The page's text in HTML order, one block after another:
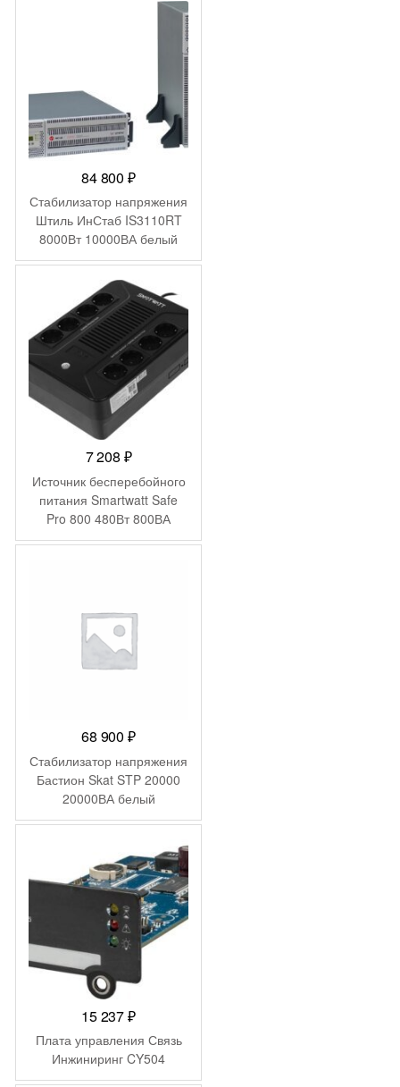
84 800₽
Стабилизатор напряжения
Штиль ИнСтаб IS3110RT
8000Вт 10000ВА белый
7 208 ₽
Источник бесперебойного
питания Smartwatt Safe
Pro 800 480Вт 800ВА
черный
68 900₽
Стабилизатор напряжения
Бастион Skat STP 20000
20000ВА белый
15 237₽
Плата управления Связь
Инжиниринг CY504